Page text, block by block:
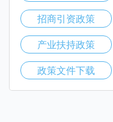
招商引资政策
产业扶持政策
政策文件下载